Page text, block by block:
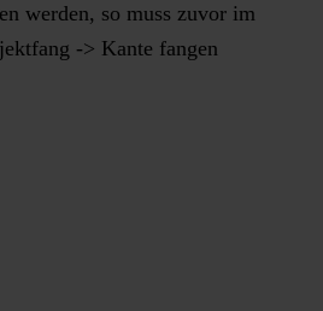
werden, so muss zuvor im
-> Kante fangen